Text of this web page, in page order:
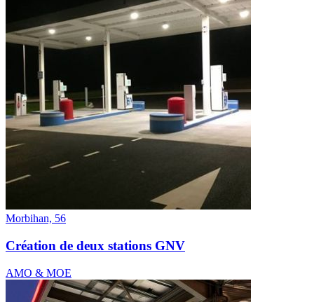
Morbihan, 56
Création de deux stations GNV
AMO & MOE